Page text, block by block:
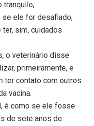
tranquilo,
se ele for desafiado,
ter, sim, cuidados
o veterinário disse
primeiramente, e
ter contato com outros
vacina.
é como se ele fosse
de sete anos de